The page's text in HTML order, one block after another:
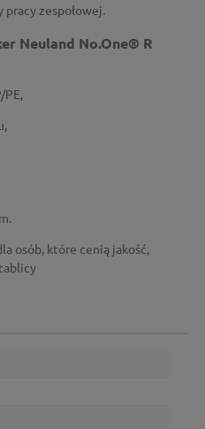
zespołowej.
Neuland No.One® R
PE,
osób, które cenią jakość,